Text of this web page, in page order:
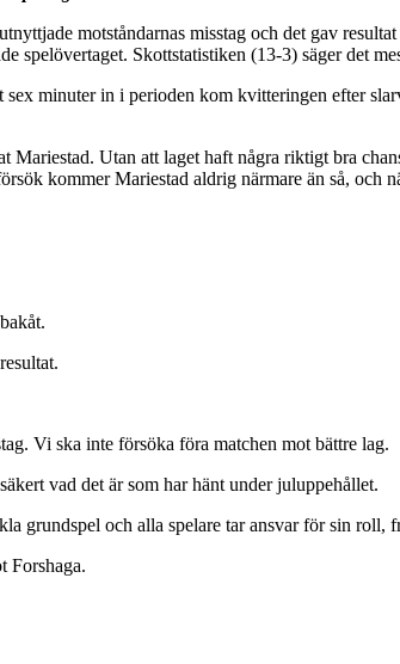
motståndarnas misstag och det gav
spelövertaget. Skottstatistiken (13-3) säger det
minuter in i perioden kom kvitteringen efter
Utan att laget haft några riktigt bra
kommer Mariestad aldrig närmare än så, och
Vi ska inte försöka föra matchen mot bättre lag.
vad det är som har hänt under juluppehållet.
grundspel och alla spelare tar ansvar för sin roll,
Forshaga.